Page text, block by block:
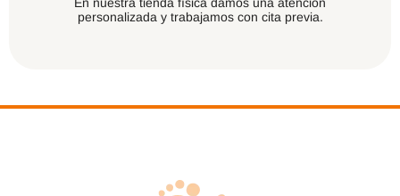
personalizada y trabajamos con cita previa.